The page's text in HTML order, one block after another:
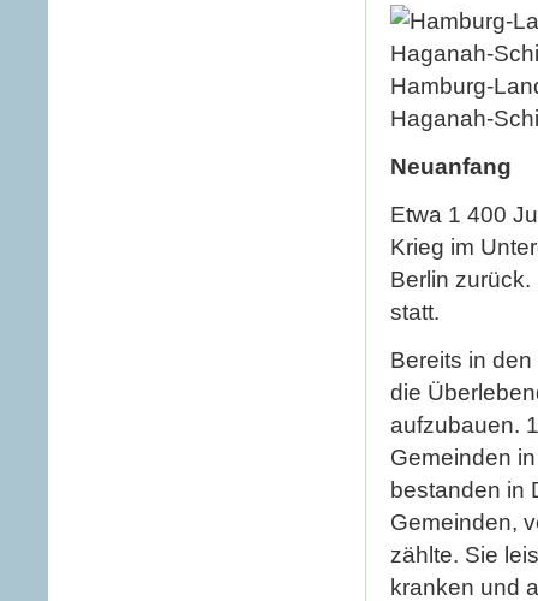
Hamburg-
Haganah-
Neuanfang
Etwa 1 400
Krieg im
Berlin
statt.
Bereits in
die
aufzubauen.
Gemeinden
bestanden in
Gemeinden,
zählte. Sie
kranken und